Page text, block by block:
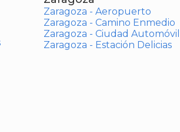
Zaragoza - Aeropuerto
Zaragoza - Camino Enmedio
Zaragoza - Ciudad Automóvil
Zaragoza - Estación Delicias